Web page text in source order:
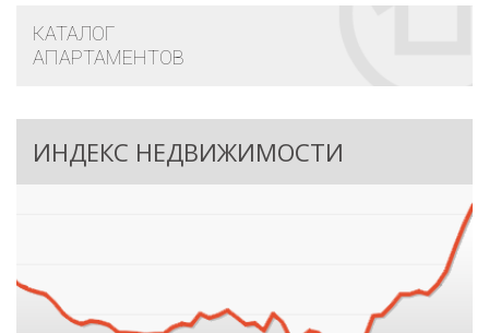
КАТАЛОГ
АПАРТАМЕНТОВ
ИНДЕКС НЕДВИЖИМОСТИ